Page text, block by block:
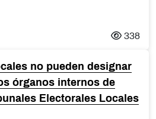
338
no pueden designar
órganos internos de
Electorales Locales